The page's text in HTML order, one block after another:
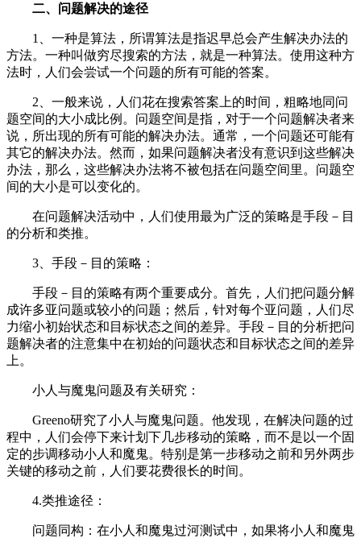
二、问题解决的途径
1、一种是算法，所谓算法是指迟早总会产生解决办法的
方法。一种叫做穷尽搜索的方法，就是一种算法。使用这种方
法时，人们会尝试一个问题的所有可能的答案。
2、一般来说，人们花在搜索答案上的时间，粗略地同问
题空间的大小成比例。问题空间是指，对于一个问题解决者来
说，所出现的所有可能的解决办法。通常，一个问题还可能有
其它的解决办法。然而，如果问题解决者没有意识到这些解决
办法，那么，这些解决办法将不被包括在问题空间里。问题空
间的大小是可以变化的。
在问题解决活动中，人们使用最为广泛的策略是手段－目
的分析和类推。
3、手段－目的策略：
手段－目的策略有两个重要成分。首先，人们把问题分解
成许多亚问题或较小的问题；然后，针对每个亚问题，人们尽
力缩小初始状态和目标状态之间的差异。手段－目的分析把问
题解决者的注意集中在初始的问题状态和目标状态之间的差异
上。
小人与魔鬼问题及有关研究：
Greeno研究了小人与魔鬼问题。他发现，在解决问题的过
程中，人们会停下来计划下几步移动的策略，而不是以一个固
定的步调移动小人和魔鬼。特别是第一步移动之前和另外两步
关键的移动之前，人们要花费很长的时间。
4.类推途径：
问题同构：在小人和魔鬼过河测试中，如果将小人和魔鬼